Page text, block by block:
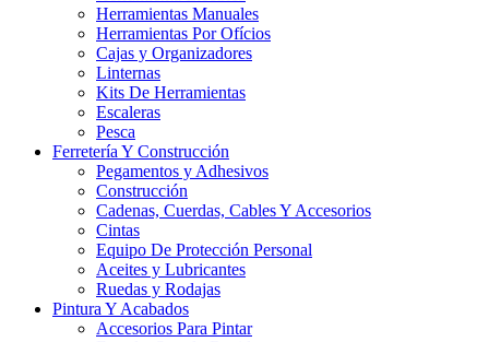
Herramientas Manuales
Herramientas Por Ofícios
Cajas y Organizadores
Linternas
Kits De Herramientas
Escaleras
Pesca
Ferretería Y Construcción
Pegamentos y Adhesivos
Construcción
Cadenas, Cuerdas, Cables Y Accesorios
Cintas
Equipo De Protección Personal
Aceites y Lubricantes
Ruedas y Rodajas
Pintura Y Acabados
Accesorios Para Pintar